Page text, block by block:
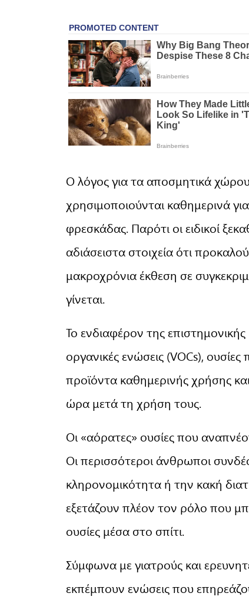
Ο λόγος για τα αποσμητικά
χρησιμοποιούνται καθημερινά
φρεσκάδας. Παρότι οι ειδικοί
αδιάσειστα στοιχεία ότι
μακροχρόνια έκθεση σε
γίνεται.
Το ενδιαφέρον της
οργανικές ενώσεις (VOCs),
προϊόντα καθημερινής χρήσης
ώρα μετά τη χρήση τους.
Οι «αόρατες» ουσίες που
Οι περισσότεροι άνθρωποι
κληρονομικότητα ή την κακή
εξετάζουν πλέον τον ρόλο που
ουσίες μέσα στο σπίτι.
Σύμφωνα με γιατρούς και
εκπέμπουν ενώσεις που